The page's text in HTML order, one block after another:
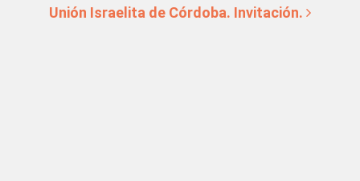
Unión Israelita de Córdoba. Invitación.